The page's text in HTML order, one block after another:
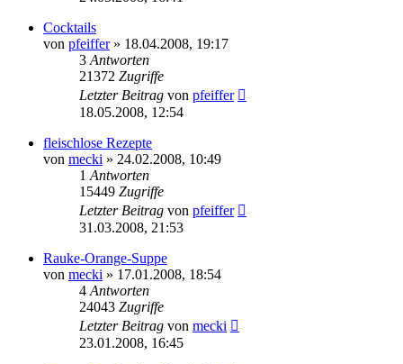
Cocktails
von pfeiffer» 18.04.2008, 19:17
3 Antworten
21372 Zugriffe
Letzter Beitrag von pfeiffer
18.05.2008, 12:54
fleischlose Rezepte
von mecki » 24.02.2008, 10:49
1 Antworten
15449 Zugriffe
Letzter Beitrag von pfeiffer
31.03.2008, 21:53
Rauke-Orange-Suppe
von mecki » 17.01.2008, 18:54
4 Antworten
24043 Zugriffe
Letzter Beitrag von mecki
23.01.2008, 16:45